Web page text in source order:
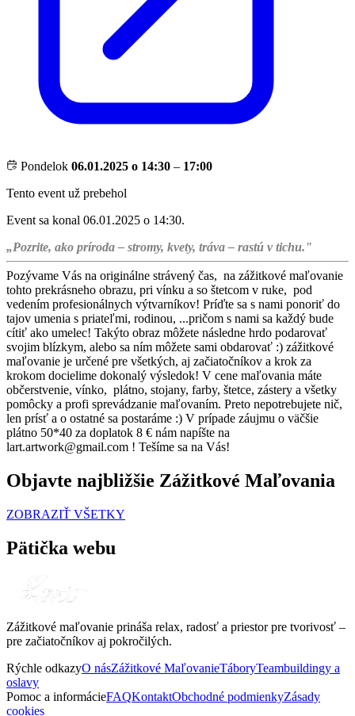
Pondelok 06.01.2025 o 14:30 – 17:00
Tento event už prebehol
Event sa konal 06.01.2025 o 14:30.
„Pozrite, ako príroda – stromy, kvety, tráva – rastú v tichu."
Pozývame Vás na originálne strávený čas, na zážitkové maľovanie
tohto prekrásneho obrazu, pri vínku a so štetcom v ruke, pod
vedením profesionálnych výtvarníkov! Príďte sa s nami ponoriť do
tajov umenia s priateľmi, rodinou, ...pričom s nami sa každý bude
cítiť ako umelec! Takýto obraz môžete následne hrdo podarovať
svojim blízkym, alebo sa ním môžete sami obdarovať :) zážitkové
maľovanie je určené pre všetkých, aj začiatočníkov a krok za
krokom docielime dokonalý výsledok! V cene maľovania máte
občerstvenie, vínko, plátno, stojany, farby, štetce, zástery a všetky
pomôcky a profi sprevádzanie maľovaním. Preto nepotrebujete nič,
len prísť a o ostatné sa postaráme :) V prípade záujmu o väčšie
plátno 50*40 za doplatok 8 € nám napíšte na
lart.artwork@gmail.com ! Tešíme sa na Vás!
Objavte najbližšie Zážitkové Maľovania
ZOBRAZIŤ VŠETKY
Pätička webu
Zážitkové maľovanie prináša relax, radosť a priestor pre tvorivosť –
pre začiatočníkov aj pokročilých.
Rýchle odkazyO násZážitkové MaľovanieTáboryTeambuildingy a
oslavy
Pomoc a informácieFAQKontaktObchodné podmienkyZásady
cookies